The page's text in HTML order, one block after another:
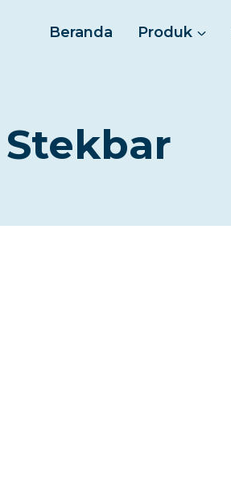
Beranda Produk
Stekbar